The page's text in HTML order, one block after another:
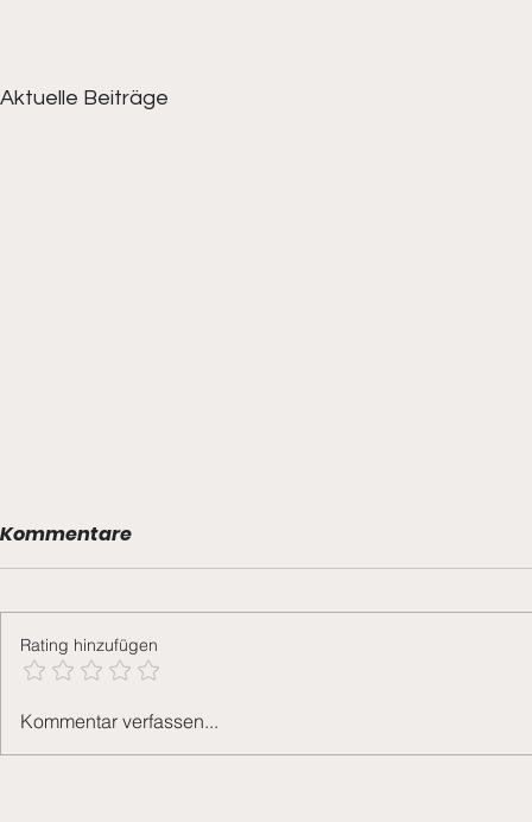
Aktuelle Beiträge
Generalversammlung
2026
Kommentare
Rating hinzufügen
Kommentar verfassen...